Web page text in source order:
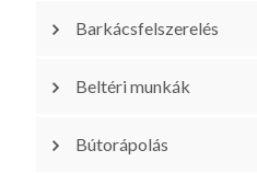
Barkácsfelszerelés
Beltéri munkák
Bútorápolás